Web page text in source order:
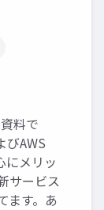
料で
びAWS
にメリッ
サービス
ます。あ